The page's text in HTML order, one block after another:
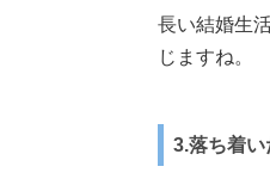
長い結婚生
じますね。
3.落ち着